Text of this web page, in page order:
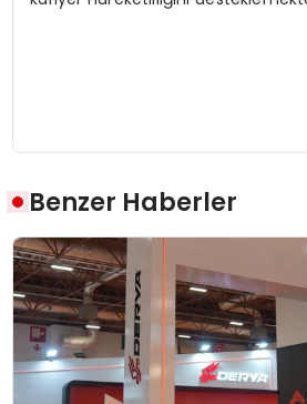
Benzer Haberler